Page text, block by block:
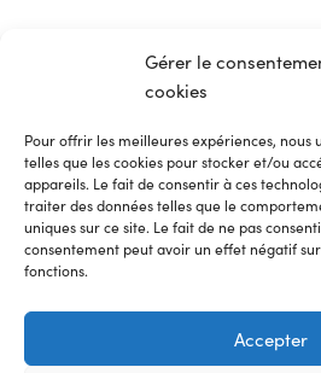
Gérer le
cookies
Pour offrir les meilleures expériences, nous
telles que les cookies pour stocker et/ou
appareils. Le fait de consentir à ces
traiter des données telles que le
uniques sur ce site. Le fait de ne pas
consentement peut avoir un effet négatif
fonctions.
Accepter